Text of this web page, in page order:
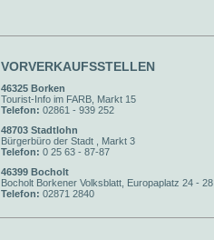
VORVERKAUFSSTELLEN
46325 Borken
Tourist-Info im FARB, Markt 15
Telefon: 02861 - 939 252
48703 Stadtlohn
Bürgerbüro der Stadt , Markt 3
Telefon: 0 25 63 - 87-87
46399 Bocholt
Bocholt Borkener Volksblatt, Europaplatz 24 - 28
Telefon: 02871 2840